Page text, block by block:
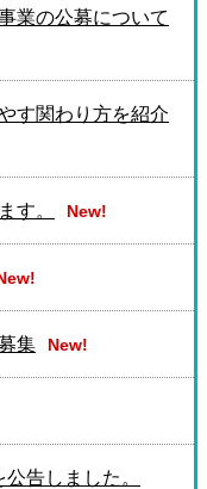
業の公募について
す関わり方を紹介
す。 New!
集 New!
告しました。